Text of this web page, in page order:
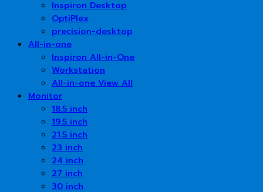
Inspiron Desktop
OptiPlex
precision-desktop
All-in-one
Inspiron All-in-One
Workstation
All-in-one View All
Monitor
18.5 inch
19.5 inch
21.5 inch
23 inch
24 inch
27 inch
30 inch